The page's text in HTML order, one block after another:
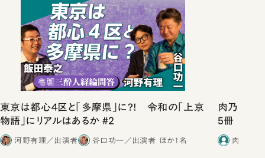
東京は都心４区と「多摩県」に?! 令和の「上京
物語」にリアルはあるか #2
河野有理／出演者 谷口功一／出演者 ほか1名
肉乃小路
5冊
肉乃小路